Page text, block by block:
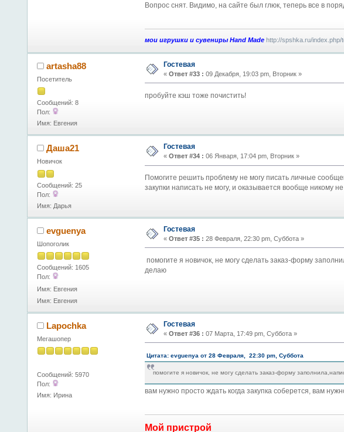
Вопрос снят. Видимо, на сайте был глюк, теперь все в
мои игрушки и сувениры Hand Made http://spshka.ru/index.php/
artasha88
Посетитель
Сообщений: 8
Пол:
Имя: Евгения
Гостевая
« Ответ #33 : 09 Декабря, 19:03 pm, Вторник »
пробуйте кэш тоже почистить!
Даша21
Новичок
Сообщений: 25
Пол:
Имя: Дарья
Гостевая
« Ответ #34 : 06 Января, 17:04 pm, Вторник »
Помогите решить проблему не могу писать личные
закупки написать не могу, и оказывается вообще никому
evguenya
Шопоголик
Сообщений: 1605
Пол:
Имя: Евгения
Имя: Евгения
Гостевая
« Ответ #35 : 28 Февраля, 22:30 pm, Суббота »
помогите я новичок, не могу сделать заказ-форму
делаю
Lapochka
Мегашопер
Сообщений: 5970
Пол:
Имя: Ирина
Гостевая
« Ответ #36 : 07 Марта, 17:49 pm, Суббота »
Цитата: evguenya от 28 Февраля, 22:30 pm, Суббота
помогите я новичок, не могу сделать заказ-форму
вам нужно просто ждать когда закупка соберется, вам
Мой пристрой